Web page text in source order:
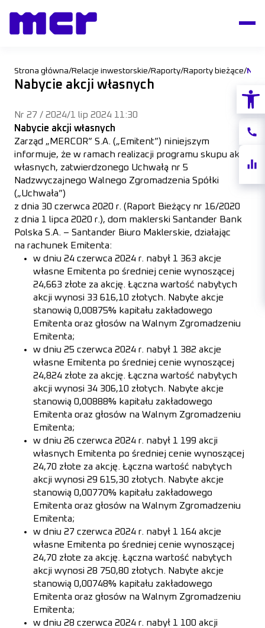
akcji
Strona główna/Relacje inwestorskie/Raporty/Raporty bieżące/
Nabycie akcji własnych
Nr 27 / 2024/1 lip 2024 11:30
Nabycie akcji własnych
Zarząd „MERCOR” S.A. („Emitent”) niniejszym
informuje, że w ramach realizacji programu skupu akcji
własnych, zatwierdzonego Uchwałą nr 5
Nadzwyczajnego Walnego Zgromadzenia Spółki
(„Uchwała”)
z dnia 30 czerwca 2020 r. (Raport Bieżący nr 16/2020
z dnia 1 lipca 2020 r.), dom maklerski Santander Bank
Polska S.A. – Santander Biuro Maklerskie, działając
na rachunek Emitenta:
w dniu 24 czerwca 2024 r. nabył 1 363 akcje
własne Emitenta po średniej cenie wynoszącej
24,663 złote za akcję. Łączna wartość nabytych
akcji wynosi 33 616,10 złotych. Nabyte akcje
stanowią 0,00875% kapitału zakładowego
Emitenta oraz głosów na Walnym Zgromadzeniu
Emitenta;
w dniu 25 czerwca 2024 r. nabył 1 382 akcje
własne Emitenta po średniej cenie wynoszącej
24,824 złote za akcję. Łączna wartość nabytych
akcji wynosi 34 306,10 złotych. Nabyte akcje
stanowią 0,00888% kapitału zakładowego
Emitenta oraz głosów na Walnym Zgromadzeniu
Emitenta;
w dniu 26 czerwca 2024 r. nabył 1 199 akcji
własnych Emitenta po średniej cenie wynoszącej
24,70 złote za akcję. Łączna wartość nabytych
akcji wynosi 29 615,30 złotych. Nabyte akcje
stanowią 0,00770% kapitału zakładowego
Emitenta oraz głosów na Walnym Zgromadzeniu
Emitenta;
w dniu 27 czerwca 2024 r. nabył 1 164 akcje
własne Emitenta po średniej cenie wynoszącej
24,70 złote za akcję. Łączna wartość nabytych
akcji wynosi 28 750,80 złotych. Nabyte akcje
stanowią 0,00748% kapitału zakładowego
Emitenta oraz głosów na Walnym Zgromadzeniu
Emitenta;
w dniu 28 czerwca 2024 r. nabył 1 100 akcji